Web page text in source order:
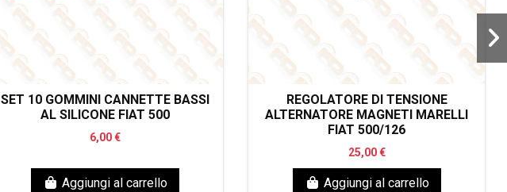
SET 10 GOMMINI CANNETTE BASSI
AL SILICONE FIAT 500
6,00 €
Aggiungi al carrello
REGOLATORE DI TENSIONE
ALTERNATORE MAGNETI MARELLI
FIAT 500/126
25,00 €
Aggiungi al carrello